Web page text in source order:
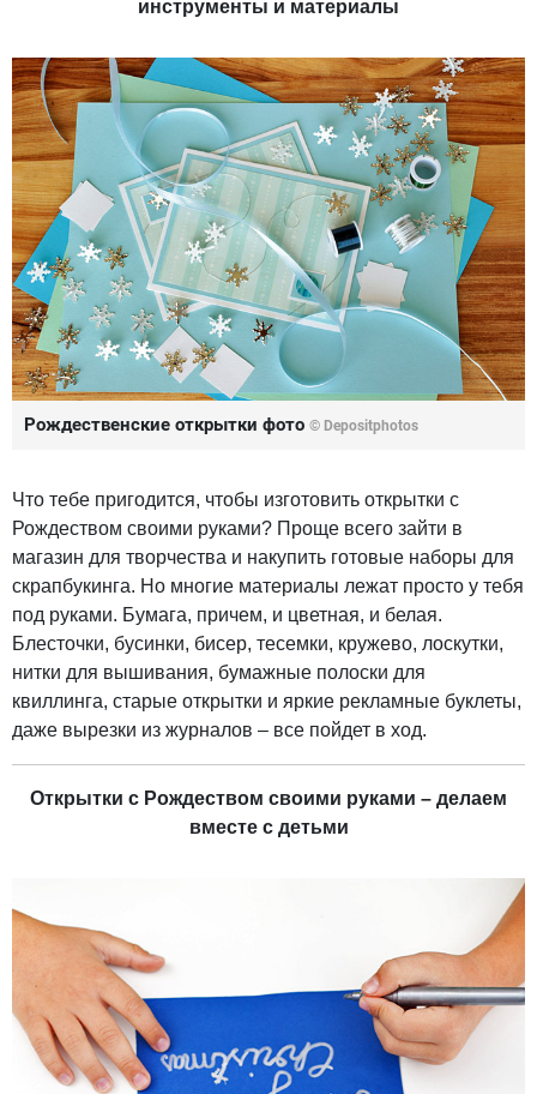
инструменты и материалы
Рождественские открытки фото © Depositphotos
Что тебе пригодится, чтобы изготовить открытки с
Рождеством своими руками? Проще всего зайти в
магазин для творчества и накупить готовые наборы для
скрапбукинга. Но многие материалы лежат просто у тебя
под руками. Бумага, причем, и цветная, и белая.
Блесточки, бусинки, бисер, тесемки, кружево, лоскутки,
нитки для вышивания, бумажные полоски для
квиллинга, старые открытки и яркие рекламные буклеты,
даже вырезки из журналов – все пойдет в ход.
Открытки с Рождеством своими руками – делаем
вместе с детьми